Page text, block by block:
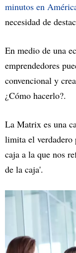
minutos en
necesidad de
En medio de una
emprendedores
convencional y
¿Cómo hacerlo?.
La Matrix es una
limita el verdadero
caja a la que nos
de la caja'.